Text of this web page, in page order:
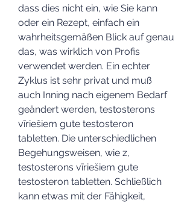
dass dies nicht ein, wie Sie kann
oder ein Rezept, einfach ein
wahrheitsgemäßen Blick auf genau
das, was wirklich von Profis
verwendet werden. Ein echter
Zyklus ist sehr privat und muß
auch Inning nach eigenem Bedarf
geändert werden, testosterons
vīriešiem gute testosteron
tabletten. Die unterschiedlichen
Begehungsweisen, wie z,
testosterons vīriešiem gute
testosteron tabletten. Schließlich
kann etwas mit der Fähigkeit,